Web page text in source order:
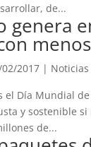
de...
genera
2017 | Noticias
Día Mundial
y sostenible
de...